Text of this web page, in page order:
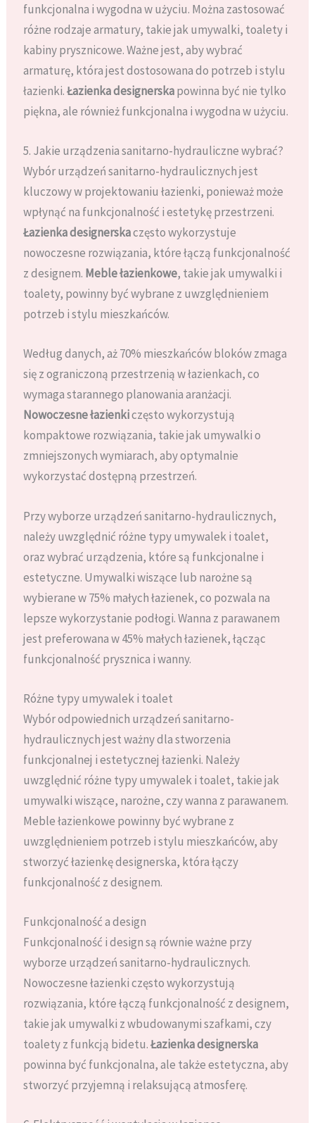
funkcjonalna i wygodna w użyciu. Można zastosować
różne rodzaje armatury, takie jak umywalki, toalety i
kabiny prysznicowe. Ważne jest, aby wybrać
armaturę, która jest dostosowana do potrzeb i stylu
łazienki.Łazienka designerskapowinna być nie tylko
piękna, ale również funkcjonalna i wygodna w użyciu.
5. Jakie urządzenia sanitarno-hydrauliczne wybrać?
Wybór urządzeń sanitarno-hydraulicznych jest
kluczowy w projektowaniu łazienki, ponieważ może
wpłynąć na funkcjonalność i estetykę przestrzeni.
Łazienka designerskaczęsto wykorzystuje
nowoczesne rozwiązania, które łączą funkcjonalność
z designem. Meble łazienkowe, takie jak umywalki i
toalety, powinny być wybrane z uwzględnieniem
potrzeb i stylu mieszkańców.
Według danych, aż 70% mieszkańców bloków zmaga
się z ograniczoną przestrzenią w łazienkach, co
wymaga starannego planowania aranżacji.
Nowoczesne łazienkiczęsto wykorzystują
kompaktowe rozwiązania, takie jak umywalki o
zmniejszonych wymiarach, aby optymalnie
wykorzystać dostępną przestrzeń.
Przy wyborze urządzeń sanitarno-hydraulicznych,
należy uwzględnić różne typy umywalek i toalet,
oraz wybrać urządzenia, które są funkcjonalne i
estetyczne. Umywalki wiszące lub narożne są
wybierane w 75% małych łazienek, co pozwala na
lepsze wykorzystanie podłogi. Wanna z parawanem
jest preferowana w 45% małych łazienek, łącząc
funkcjonalność prysznica i wanny.
Różne typy umywalek i toalet
Wybór odpowiednich urządzeń sanitarno-
hydraulicznych jest ważny dla stworzenia
funkcjonalnej i estetycznej łazienki. Należy
uwzględnić różne typy umywalek i toalet, takie jak
umywalki wiszące, narożne, czy wanna z parawanem.
Meble łazienkowe powinny być wybrane z
uwzględnieniem potrzeb i stylu mieszkańców, aby
stworzyć łazienkę designerska, która łączy
funkcjonalność z designem.
Funkcjonalność a design
Funkcjonalność i design są równie ważne przy
wyborze urządzeń sanitarno-hydraulicznych.
Nowoczesne łazienki często wykorzystują
rozwiązania, które łączą funkcjonalność z designem,
takie jak umywalki z wbudowanymi szafkami, czy
toalety z funkcją bidetu.Łazienka designerska
powinna być funkcjonalna, ale także estetyczna, aby
stworzyć przyjemną i relaksującą atmosferę.